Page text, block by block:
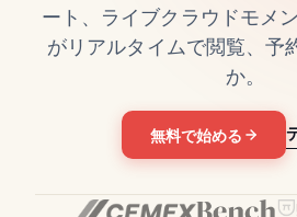
ート、ライブクラウドモメ
がリアルタイムで閲覧、予
か。
無料で始める